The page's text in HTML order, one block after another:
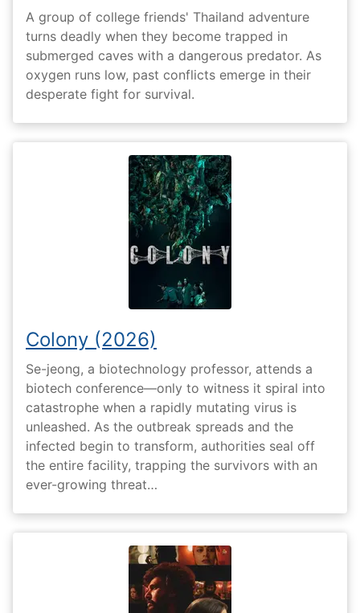
A group of college friends' Thailand adventure
turns deadly when they become trapped in
submerged caves with a dangerous predator. As
oxygen runs low, past conflicts emerge in their
desperate fight for survival.
Colony (2026)
Se-jeong, a biotechnology professor, attends a
biotech conference—only to witness it spiral into
catastrophe when a rapidly mutating virus is
unleashed. As the outbreak spreads and the
infected begin to transform, authorities seal off
the entire facility, trapping the survivors with an
ever-growing threat…